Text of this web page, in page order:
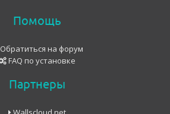
Помощь
Обратиться на форум
FAQ по установке
Партнеры